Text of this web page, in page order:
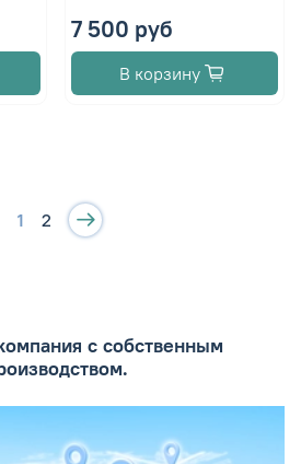
7 500 руб
В корзину
1 2
с собственным